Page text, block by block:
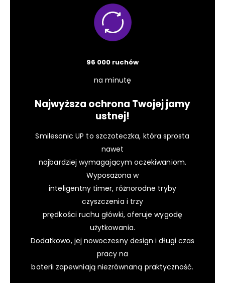
96 000 ruchów
na minutę
Najwyższa ochrona Twojej jamy
ustnej!
Smilesonic UP to szczoteczka, która sprosta
nawet
najbardziej wymagającym oczekiwaniom.
Wyposażona w
inteligentny timer, różnorodne tryby
czyszczenia i trzy
prędkości ruchu główki, oferuje wygodę
użytkowania.
Dodatkowo, jej nowoczesny design i długi czas
pracy na
baterii zapewniają niezrównaną praktyczność.